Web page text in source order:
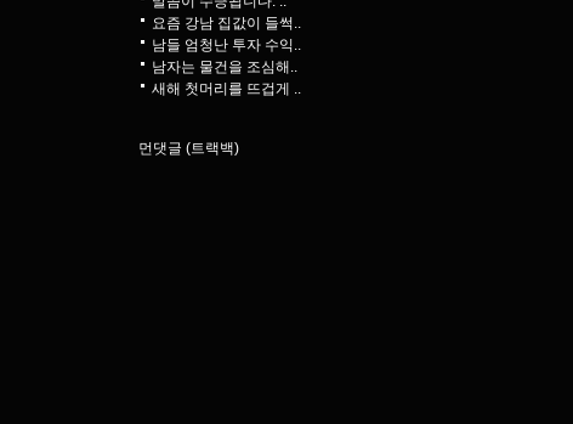
요즘 강남 집값이 들썩..
남들 엄청난 투자 수익..
남자는 물건을 조심해..
새해 첫머리를 뜨겁게 ..
먼댓글 (트랙백)